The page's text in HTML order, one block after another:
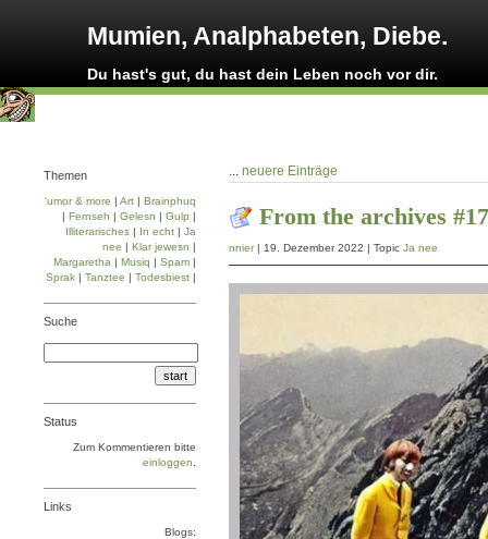
Mumien, Analphabeten, Diebe.
Du hast's gut, du hast dein Leben noch vor dir.
... neuere Einträge
From the archives #17
nnier| 19. Dezember 2022 | Topic Ja nee
Themen
'umor & more | Art | Brainphuq
| Fernseh | Gelesn | Gulp |
Illiterarisches | In echt | Ja
nee | Klar jewesn |
Margaretha | Musiq | Spam |
Sprak | Tanztee | Todesbiest |
Suche
Status
Zum Kommentieren bitte
einloggen
Links
Blogs: